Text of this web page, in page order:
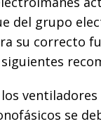
del grupo
su correcto
los
se